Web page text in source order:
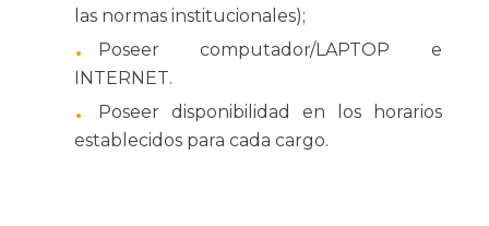
las normas institucionales);
Poseer computador/LAPTOP e
INTERNET.
Poseer disponibilidad en los horarios
establecidos para cada cargo.